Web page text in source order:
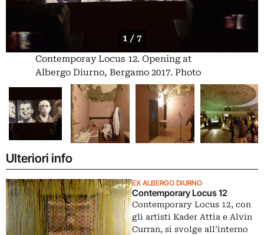
1 / 7
Contemporay Locus 12. Opening at
Albergo Diurno, Bergamo 2017. Photo
Mario Albergati
Ulteriori info
EX ALBERGO DIURNO
Contemporary Locus 12
Contemporary Locus 12, con
gli artisti Kader Attia e Alvin
Curran, si svolge all’interno